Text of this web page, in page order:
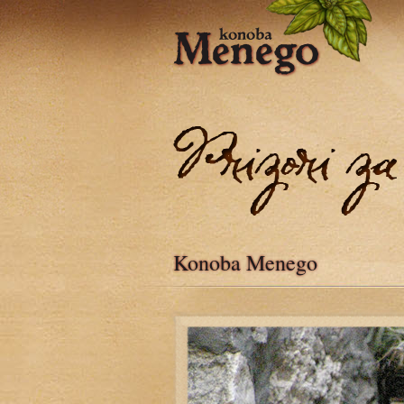
Konoba Menego